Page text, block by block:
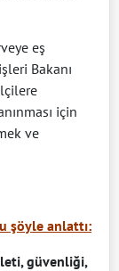
eş
Bakanı
için
ve
şöyle anlattı:
güvenliği,